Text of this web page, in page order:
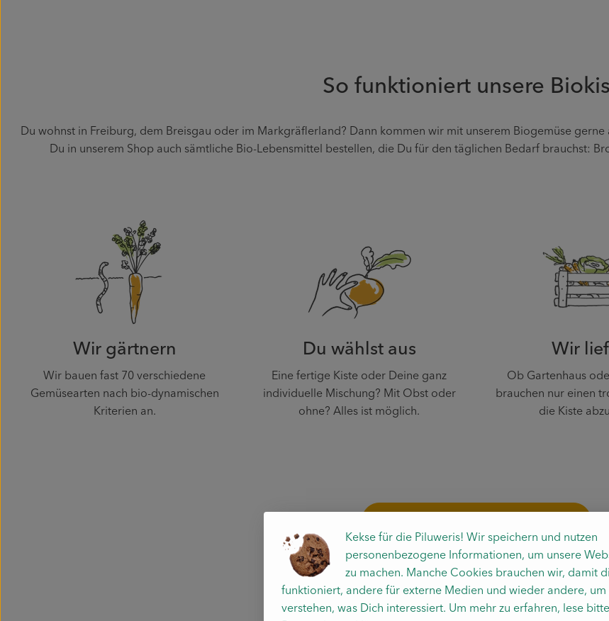
So funktioniert unsere
Du wohnst in Freiburg, dem Breisgau oder im Markgräflerland? Dann kommen wir mit unserem Biogemüse gerne
Du in unserem Shop auch sämtliche Bio-Lebensmittel bestellen, die Du für den täglichen Bedarf brauchst:
Wir gärtnern
Wir bauen fast 70 verschiedene
Gemüsearten nach bio-dynamischen
Kriterien an.
Du wählst aus
Eine fertige Kiste oder Deine ganz
individuelle Mischung? Mit Obst oder
ohne? Alles ist möglich.
Wir
Ob Gartenhaus
brauchen nur einen
die Kiste
Kekse für die Piluweris! Wir speichern und nutzen
personenbezogene Informationen, um unsere
zu machen. Manche Cookies brauchen wir, damit
funktioniert, andere für externe Medien und wieder andere, um
verstehen, was Dich interessiert. Um mehr zu erfahren, lese